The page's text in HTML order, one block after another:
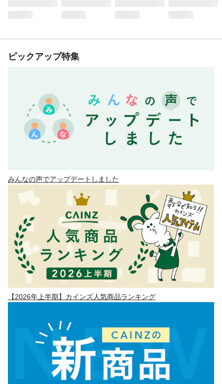
ピックアップ特集
みんなの声でアップデートしました
【2026年上半期】カインズ人気商品ランキング